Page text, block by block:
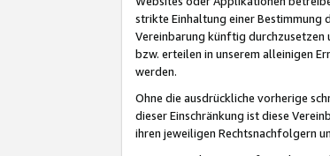
strikte Einhaltung einer Bestimmung
Vereinbarung künftig durchzusetzen
bzw. erteilen in unserem alleinigen
werden.
Ohne die ausdrückliche vorherige
dieser Einschränkung ist diese
ihren jeweiligen Rechtsnachfolgern